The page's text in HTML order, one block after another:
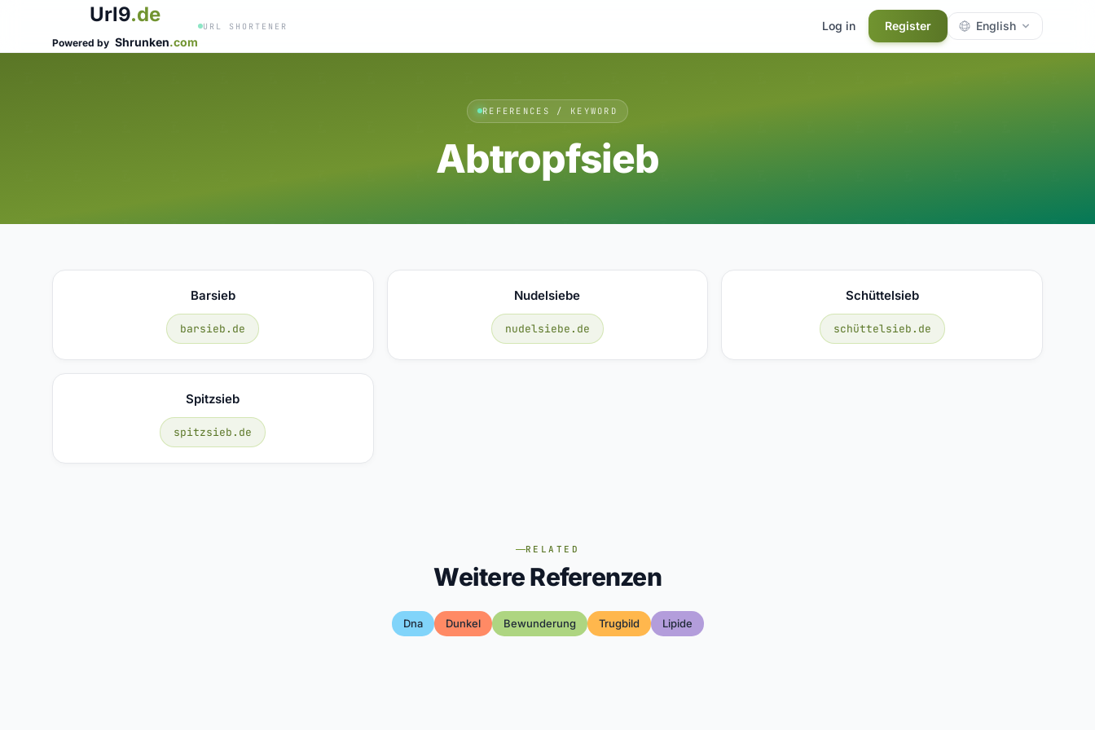
Url9.de
Powered by Shrunken.com
URL SHORTENER Log in Register English
REFERENCES / KEYWORD
Abtropfsieb
Barsieb
barsieb.de
Nudelsiebe
nudelsiebe.de
Schüttelsieb
schüttelsieb.de
Spitzsieb
spitzsieb.de
RELATED
Weitere Referenzen
Dna Dunkel Bewunderung Trugbild Lipide